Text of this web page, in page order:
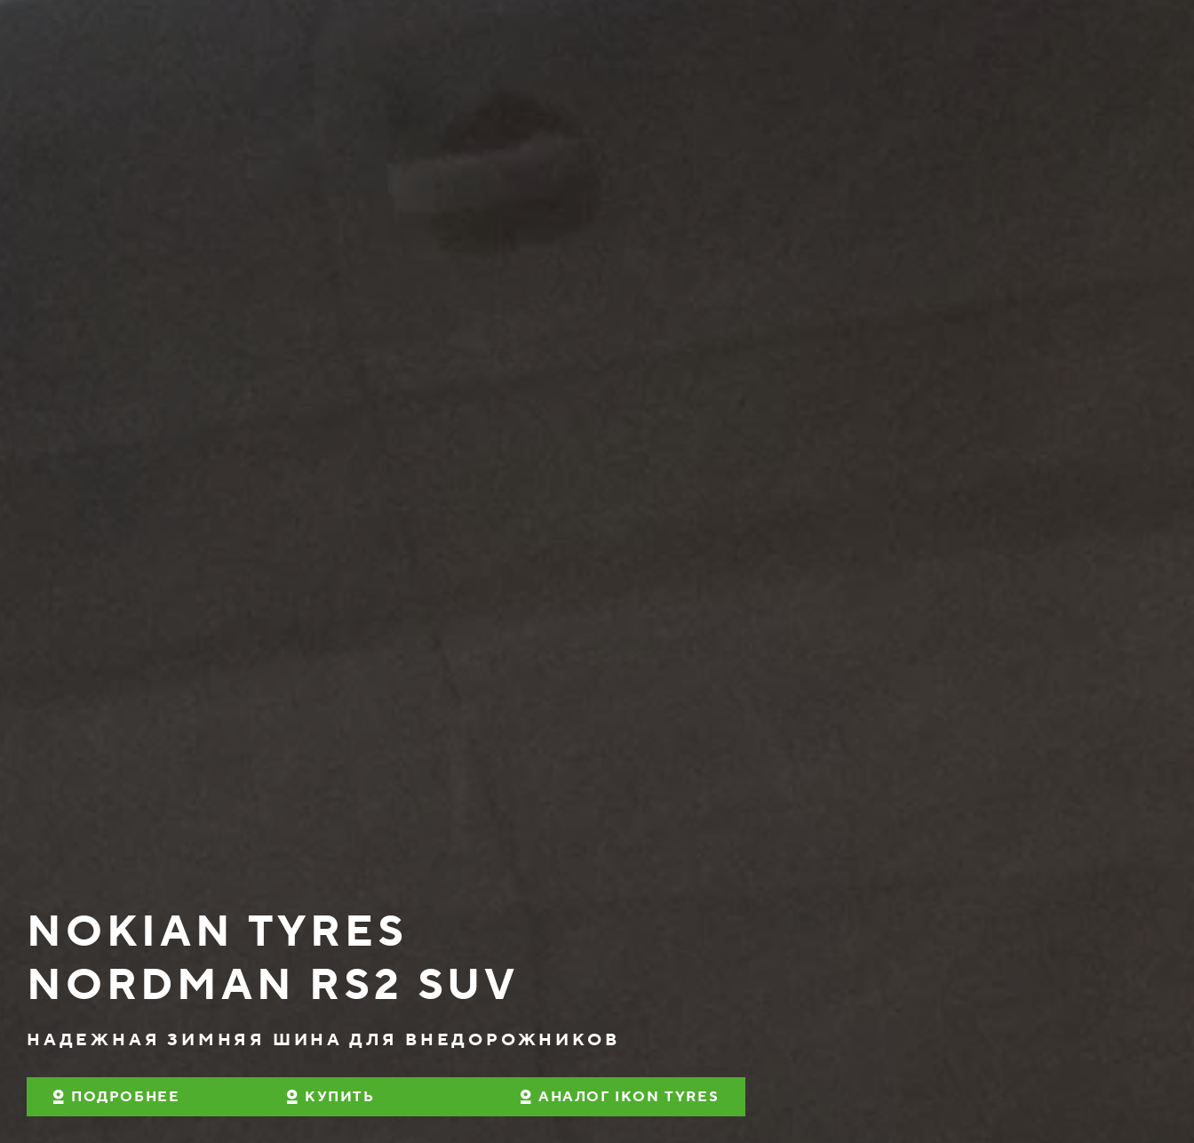
NOKIAN TYRES
NORDMAN RS2 SUV
НАДЕЖНАЯ ЗИМНЯЯ ШИНА ДЛЯ ВНЕДОРОЖНИКОВ
ПОДРОБНЕЕ КУПИТЬ АНАЛОГ IKON TYRES